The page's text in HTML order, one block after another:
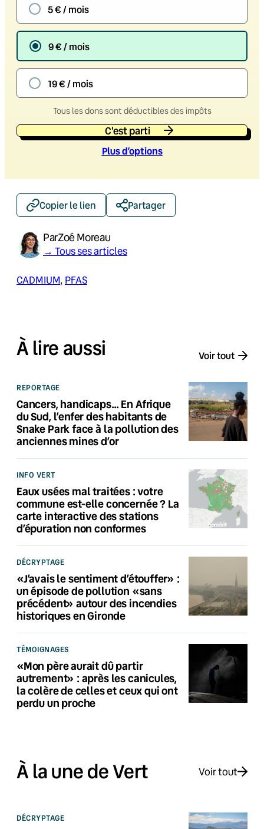
5 € / mois
9 € / mois
19 € / mois
Tous les dons sont déductibles des impôts
C'est parti
Plus d’options
Copier le lien Partager
ParZoé Moreau
→ Tous ses articles
CADMIUM, PFAS
À lire aussi Voir tout
REPORTAGE
Cancers, handicaps… En Afrique
du Sud, l’enfer des habitants de
Snake Park face à la pollution des
anciennes mines d’or
INFO VERT
Eaux usées mal traitées : votre
commune est-elle concernée ? La
carte interactive des stations
d’épuration non conformes
DÉCRYPTAGE
«J’avais le sentiment d’étouffer» :
un épisode de pollution «sans
précédent» autour des incendies
historiques en Gironde
TÉMOIGNAGES
«Mon père aurait dû partir
autrement» : après les canicules,
la colère de celles et ceux qui ont
perdu un proche
À la une de Vert Voir tout
DÉCRYPTAGE